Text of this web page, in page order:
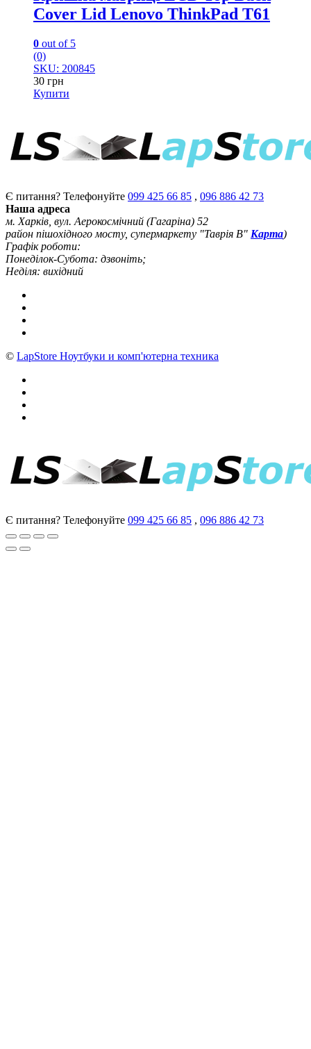
Cover Lid Lenovo ThinkPad T61
0 out of 5
(0)
SKU: 200845
30 грн
Купити
Є питання? Телефонуйте 099 425 66 85 , 096 886 42 73
Наша адреса
м. Харків, вул. Аерокосмічний (Гагаріна) 52
район пішохідного мосту, супермаркету "Таврія В" Карта)
Графік роботи:
Понеділок-Субота: дзвоніть;
Неділя: вихідний
© LapStore Ноутбуки и комп'ютерна техника
Є питання? Телефонуйте 099 425 66 85 , 096 886 42 73